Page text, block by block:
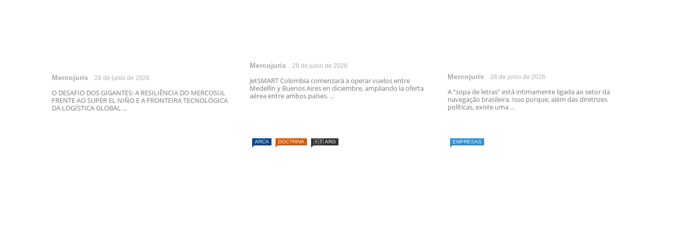
Mercojuris 28 de junio de 2026
O DESAFIO DOS GIGANTES: A RESILIÊNCIA DO MERCOSUL
FRENTE AO SUPER EL NIÑO E A FRONTEIRA TECNOLÓGICA
DA LOGÍSTICA GLOBAL ...
Mercojuris 28 de junio de 2026
JetSMART Colombia comenzará a operar vuelos entre
Medellín y Buenos Aires en diciembre, ampliando la oferta
aérea entre ambos países. ...
Mercojuris 28 de junio de 2026
A “sopa de letras” está intimamente ligada ao setor da
navegação brasileira. Isso porque, além das diretrizes
políticas, existe uma ...
ARCA DOCTRINA 🇦🇷 ARG EMPRESAS